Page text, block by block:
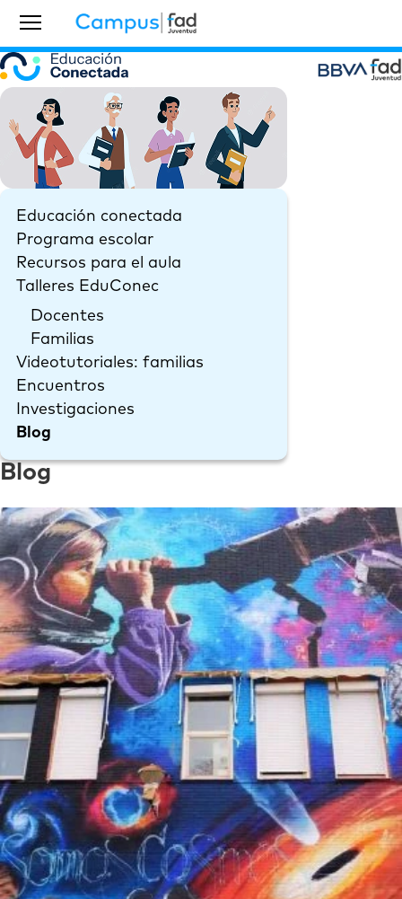
Educación conectada
Programa escolar
Recursos para el aula
Talleres EduConec
Docentes
Familias
Videotutoriales: familias
Encuentros
Investigaciones
Blog
Blog